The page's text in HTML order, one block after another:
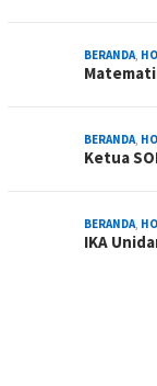
BERANDA
BERANDA
Ketua
BERANDA
IKA